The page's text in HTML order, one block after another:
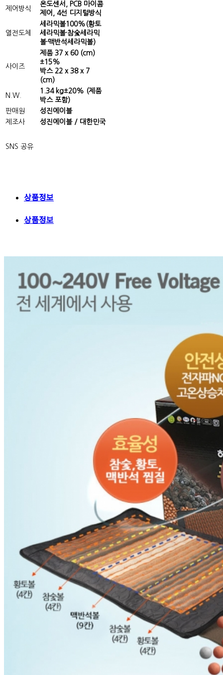
제어방식
온도센서, PCB 마이콤
제어, 4선 디지털방식
열전도체
세라믹볼100%(황토
세라믹볼·참숯세라믹
볼·맥반석세라믹볼)
사이즈
제품 37 x 60 (cm)
±15%
박스 22 x 38 x 7
(cm)
N.W.
1.34 kg±20% (제품
박스 포함)
판매원
성진에이블
제조사
성진에이블 / 대한민국
SNS 공유
상품정보
상품정보